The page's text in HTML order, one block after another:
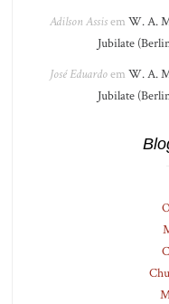
Adilson Assisem W. A.
Jubilate
José Eduardoem W. A.
Jubilate